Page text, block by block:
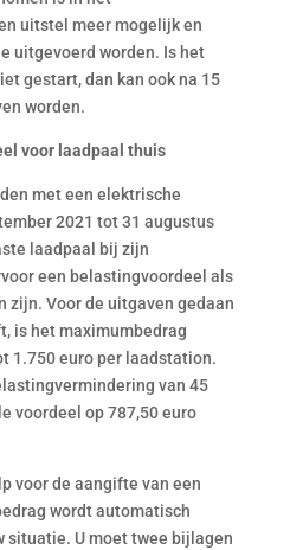
uitstel meer mogelijk en
uitgevoerd worden. Is het
gestart, dan kan ook na 15
worden.
voor laadpaal thuis
met een elektrische
2021 tot 31 augustus
laadpaal bij zijn
een belastingvoordeel als
zijn. Voor de uitgaven gedaan
is het maximumbedrag
1.750 euro per laadstation.
van 45
voordeel op 787,50 euro
voor de aangifte van een
wordt automatisch
situatie. U moet twee bijlagen